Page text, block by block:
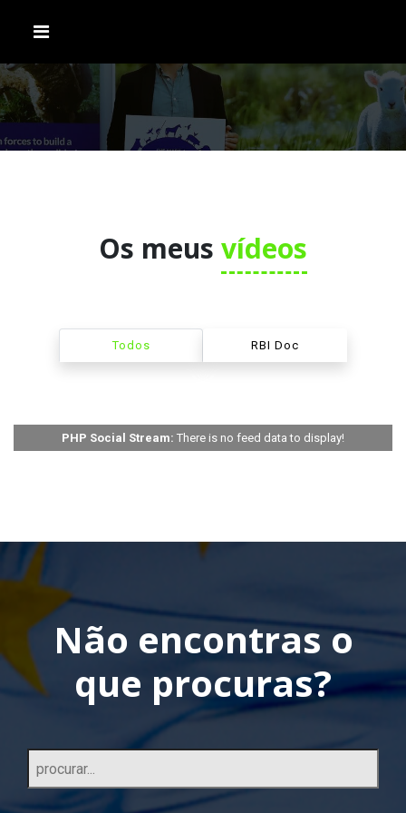
Os meus vídeos
Todos RBI Doc
PHP Social Stream: There is no feed data to display!
Não encontras o
que procuras?